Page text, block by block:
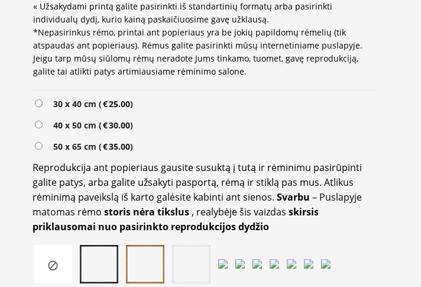
« Užsakydami printą galite pasirinkti iš standartinių formatų arba pasirinkti
individualų dydį, kurio kainą paskaičiuosime gavę užklausą.
*Nepasirinkus rėmo, printai ant popieriaus yra be jokių papildomų rėmelių (tik
atspaudas ant popieriaus). Rėmus galite pasirinkti mūsų internetiniame puslapyje.
Jeigu tarp mūsų siūlomų rėmų neradote Jums tinkamo, tuomet, gavę reprodukciją,
galite tai atlikti patys artimiausiame rėminimo salone.
30 x 40 cm (€25.00)
40 x 50 cm (€30.00)
50 x 65 cm (€35.00)
Reprodukcija ant popieriaus gausite susuktą į tutą ir rėminimu pasirūpinti
galite patys, arba galite užsakyti pasportą, rėmą ir stiklą pas mus. Atlikus
rėminimą paveikslą iš karto galėsite kabinti ant sienos. Svarbu – Puslapyje
matomas rėmo storis nėra tikslus , realybėje šis vaizdas skirsis
priklausomai nuo pasirinkto reprodukcijos dydžio
Alternative: